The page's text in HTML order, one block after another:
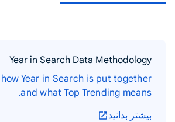
Year in Search Data Methodology
Year in Search is put together
and what Top Trending means.
بیشتر بدانید